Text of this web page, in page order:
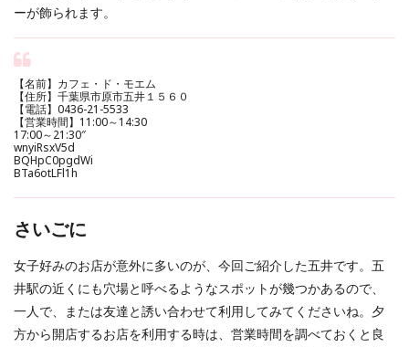
ーが飾られます。
【名前】カフェ・ド・モエム
【住所】千葉県市原市五井１５６０
【電話】0436-21-5533
【営業時間】11:00～14:30
17:00～21:30″
wnyiRsxV5d
BQHpC0pgdWi
BTa6otLFl1h
さいごに
女子好みのお店が意外に多いのが、今回ご紹介した五井です。五
井駅の近くにも穴場と呼べるようなスポットが幾つかあるので、
一人で、または友達と誘い合わせて利用してみてくださいね。夕
方から開店するお店を利用する時は、営業時間を調べておくと良